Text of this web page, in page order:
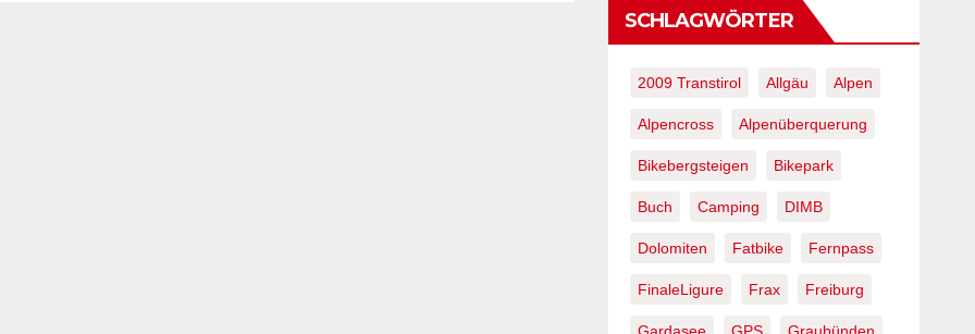
SCHLAGWÖRTER
2009 Transtirol Allgäu Alpen
Alpencross Alpenüberquerung
Bikebergsteigen Bikepark
Buch Camping DIMB
Dolomiten Fatbike Fernpass
FinaleLigure Frax Freiburg